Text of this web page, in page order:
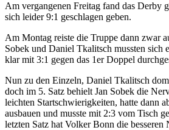
Am vergangenen Freitag fand das Derby
sich leider 9:1 geschlagen geben.
Am Montag reiste die Truppe dann zwar
Sobek und Daniel Tkalitsch mussten sich
klar mit 3:1 gegen das 1er Doppel
Nun zu den Einzeln, Daniel Tkalitsch
doch im 5. Satz behielt Jan Sobek die
leichten Startschwierigkeiten, hatte dann
ausbauen und musste mit 2:3 vom Tisch
letzten Satz hat Volker Bonn die